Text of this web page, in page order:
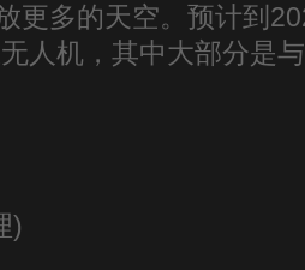
更多的天空。预计到
人机，其中大部分是
)